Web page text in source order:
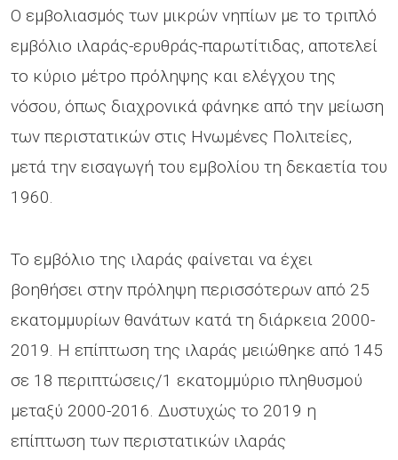
Ο εμβολιασμός των μικρών νηπίων με το τριπλό
εμβόλιο ιλαράς-ερυθράς-παρωτίτιδας, αποτελεί
το κύριο μέτρο πρόληψης και ελέγχου της
νόσου, όπως διαχρονικά φάνηκε από την μείωση
των περιστατικών στις Ηνωμένες Πολιτείες,
μετά την εισαγωγή του εμβολίου τη δεκαετία του
1960.
Το εμβόλιο της ιλαράς φαίνεται να έχει
βοηθήσει στην πρόληψη περισσότερων από 25
εκατομμυρίων θανάτων κατά τη διάρκεια 2000-
2019. Η επίπτωση της ιλαράς μειώθηκε από 145
σε 18 περιπτώσεις/1 εκατομμύριο πληθυσμού
μεταξύ 2000-2016. Δυστυχώς το 2019 η
επίπτωση των περιστατικών ιλαράς